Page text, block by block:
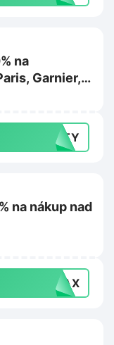
na
Garnier,
AUTY
na nákup nad
VIAX